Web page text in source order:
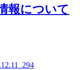
報について